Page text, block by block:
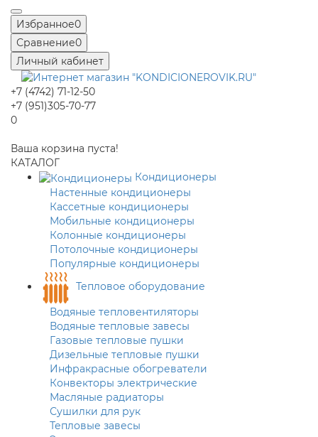
Избранное0
Сравнение0
Личный кабинет
+7 (4742) 71-12-50
+7 (951)305-70-77
0
Ваша корзина пуста!
КАТАЛОГ
Кондиционеры
Настенные кондиционеры
Кассетные кондиционеры
Мобильные кондиционеры
Колонные кондиционеры
Потолочные кондиционеры
Популярные кондиционеры
Тепловое оборудование
Водяные тепловентиляторы
Водяные тепловые завесы
Газовые тепловые пушки
Дизельные тепловые пушки
Инфракрасные обогреватели
Конвекторы электрические
Масляные радиаторы
Сушилки для рук
Тепловые завесы